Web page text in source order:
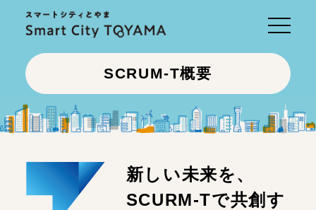
SCRUM-T概要
新しい未来を、
SCURM-Tで共創す